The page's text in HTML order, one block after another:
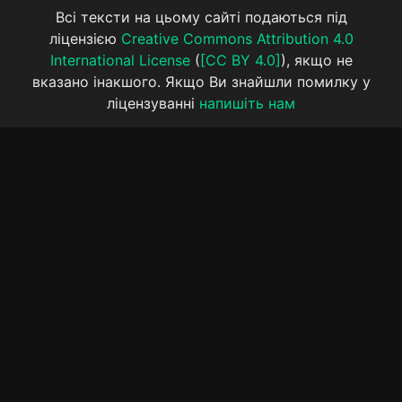
Всі тексти на цьому сайті подаються під
ліцензією Creative Commons Attribution 4.0
International License( [CC BY 4.0] ), якщо не
вказано інакшого. Якщо Ви знайшли помилку у
ліцензуванні напишіть нам